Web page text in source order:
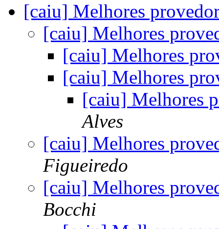
[caiu] Melhores
[caiu] Melhores
[caiu] Melhores
[caiu] Melhores
[caiu] Melhores
Alves
[caiu] Melhores
Figueiredo
[caiu] Melhores
Bocchi